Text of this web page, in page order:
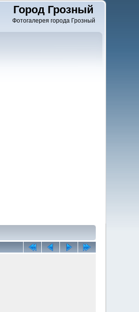
Город Грозный
Фотогалерея города Грозный